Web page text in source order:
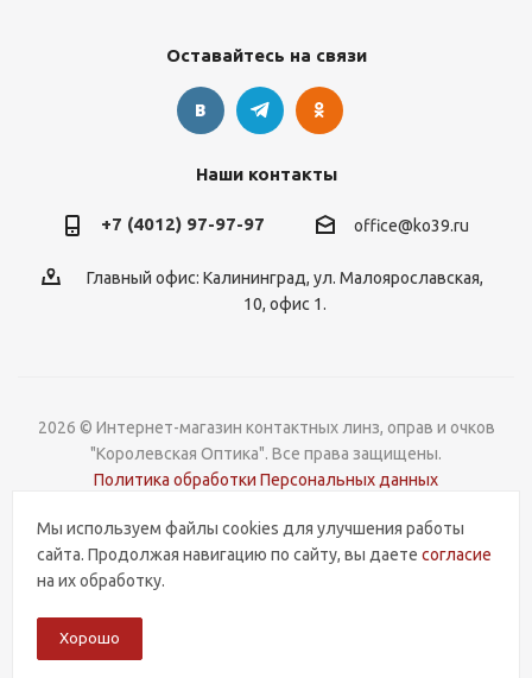
Оставайтесь на связи
Наши контакты
+7 (4012) 97-97-97 office@ko39.ru
Главный офис: Калининград, ул. Малоярославская,
10, офис 1.
2026 © Интернет-магазин контактных линз, оправ и очков
"Королевская Оптика". Все права защищены.
Политика обработки Персональных данных
Разработка и поддержка
Мы используем файлы cookies для улучшения работы
сайта. Продолжая навигацию по сайту, вы даете согласие
на их обработку.
Хорошо